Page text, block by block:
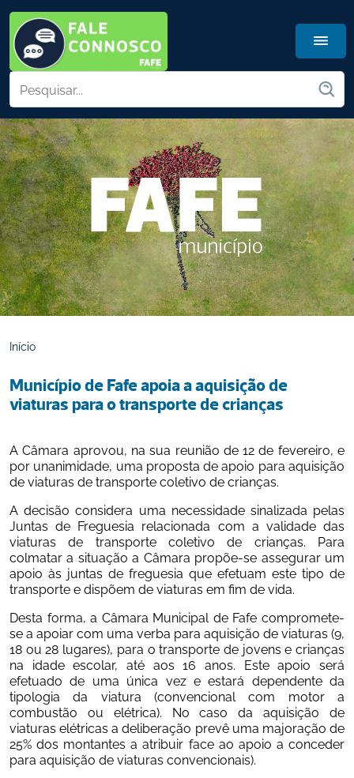
Início
Município de Fafe apoia a aquisição de
viaturas para o transporte de crianças
A Câmara aprovou, na sua reunião de 12 de fevereiro, e
por unanimidade, uma proposta de apoio para aquisição
de viaturas de transporte coletivo de crianças.
A decisão considera uma necessidade sinalizada pelas
Juntas de Freguesia relacionada com a validade das
viaturas de transporte coletivo de crianças. Para
colmatar a situação a Câmara propõe-se assegurar um
apoio às juntas de freguesia que efetuam este tipo de
transporte e dispõem de viaturas em fim de vida.
Desta forma, a Câmara Municipal de Fafe compromete-
se a apoiar com uma verba para aquisição de viaturas (9,
18 ou 28 lugares), para o transporte de jovens e crianças
na idade escolar, até aos 16 anos. Este apoio será
efetuado de uma única vez e estará dependente da
tipologia da viatura (convencional com motor a
combustão ou elétrica). No caso da aquisição de
viaturas elétricas a deliberação prevê uma majoração de
25% dos montantes a atribuir face ao apoio a conceder
para aquisição de viaturas convencionais).